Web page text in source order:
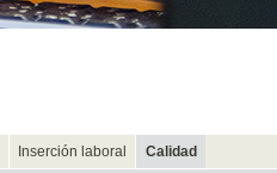
Inserción laboral Calidad